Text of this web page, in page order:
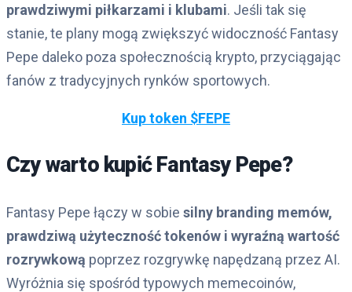
prawdziwymi piłkarzami i klubami. Jeśli tak się
stanie, te plany mogą zwiększyć widoczność Fantasy
Pepe daleko poza społecznością krypto, przyciągając
fanów z tradycyjnych rynków sportowych.
Kup token $FEPE
Czy warto kupić Fantasy Pepe?
Fantasy Pepe łączy w sobie silny branding memów,
prawdziwą użyteczność tokenów i wyraźną wartość
rozrywkową poprzez rozgrywkę napędzaną przez AI.
Wyróżnia się spośród typowych memecoinów,